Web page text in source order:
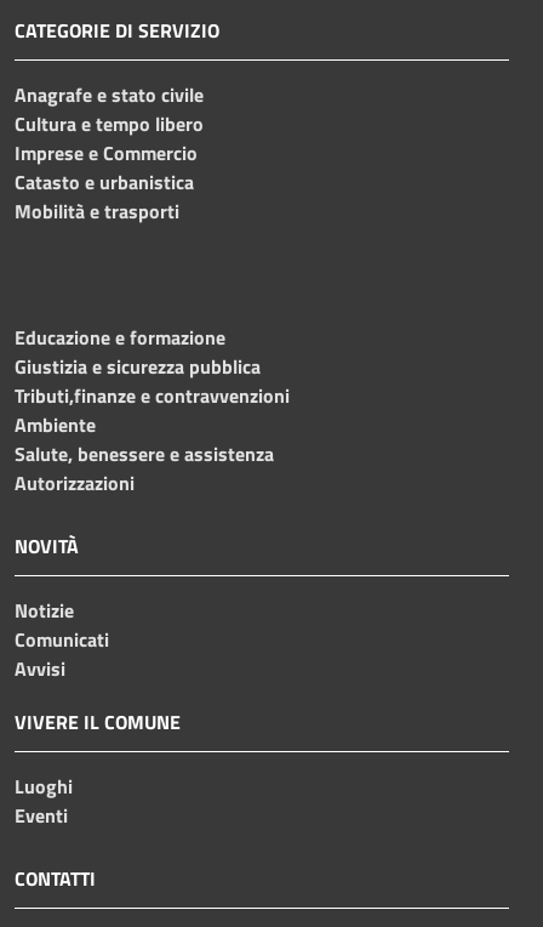
CATEGORIE DI SERVIZIO
Anagrafe e stato civile
Cultura e tempo libero
Imprese e Commercio
Catasto e urbanistica
Mobilità e trasporti
Educazione e formazione
Giustizia e sicurezza pubblica
Tributi,finanze e contravvenzioni
Ambiente
Salute, benessere e assistenza
Autorizzazioni
NOVITÀ
Notizie
Comunicati
Avvisi
VIVERE IL COMUNE
Luoghi
Eventi
CONTATTI